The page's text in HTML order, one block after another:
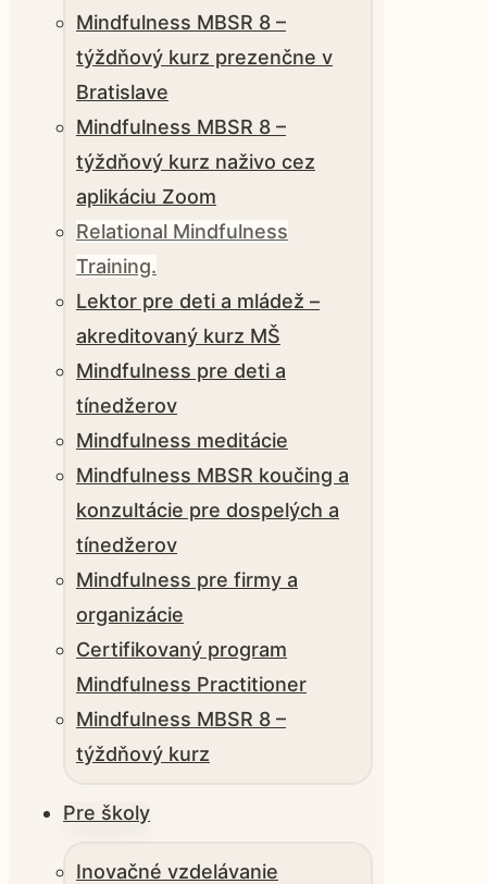
Mindfulness MBSR 8 –
týždňový kurz prezenčne v
Bratislave
Mindfulness MBSR 8 –
týždňový kurz naživo cez
aplikáciu Zoom
Relational Mindfulness
Training.
Lektor pre deti a mládež –
akreditovaný kurz MŠ
Mindfulness pre deti a
tínedžerov
Mindfulness meditácie
Mindfulness MBSR koučing a
konzultácie pre dospelých a
tínedžerov
Mindfulness pre firmy a
organizácie
Certifikovaný program
Mindfulness Practitioner
Mindfulness MBSR 8 –
týždňový kurz
Pre školy
Inovačné vzdelávanie